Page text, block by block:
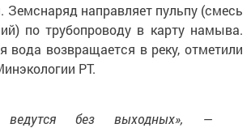
Земснаряд направляет пульпу (смесь
по трубопроводу в карту намыва.
вода возвращается в реку, отметили
РТ.
ведутся без выходных», —